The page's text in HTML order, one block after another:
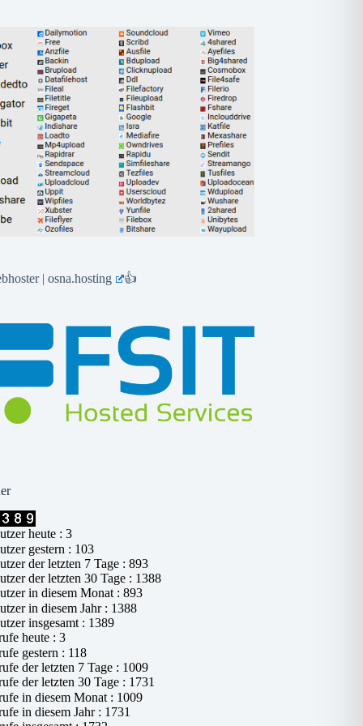
| osna.hosting 👍
heute : 3
gestern : 103
der letzten 7 Tage : 893
der letzten 30 Tage : 1388
in diesem Monat : 893
in diesem Jahr : 1388
insgesamt : 1389
heute : 3
gestern : 118
der letzten 7 Tage : 1009
der letzten 30 Tage : 1731
in diesem Monat : 1009
in diesem Jahr : 1731